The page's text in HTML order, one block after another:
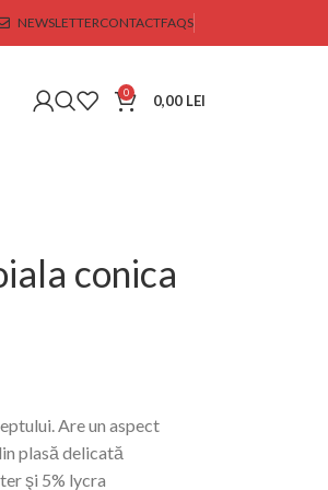
NEWSLETTERCONTACTFAQS
0 0,00 LEI
conica
Are un aspect
plasă delicată
şi 5% lycra